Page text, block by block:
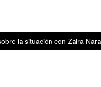
la situación con Zaira